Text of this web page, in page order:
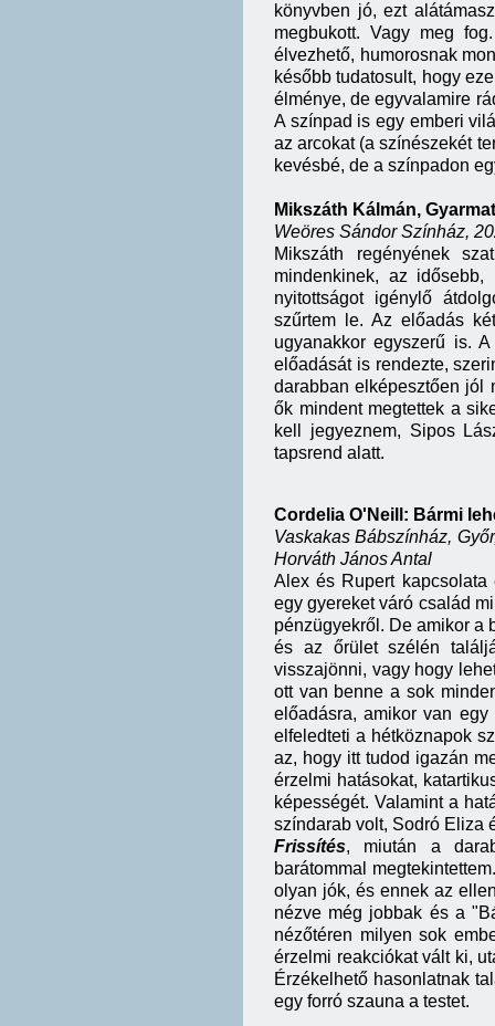
könyvben jó, ezt
megbukott. Vagy meg
élvezhető, humorosnak
később tudatosult, hogy
élménye, de egyvalamire
A színpad is egy emberi
az arcokat (a színészekét
kevésbé, de a színpadon
Mikszáth Kálmán,
Weöres Sándor Színház,
Mikszáth regényének
mindenkinek, az
nyitottságot igénylő
szűrtem le. Az előadás
ugyanakkor egyszerű is.
előadását is rendezte,
darabban elképesztően jól
ők mindent megtettek a
kell jegyeznem, Sipos
tapsrend alatt.
Cordelia O'Neill: Bármi
Vaskakas Bábszínház,
Horváth János Antal
Alex és Rupert kapcsolata
egy gyereket váró család
pénzügyekről. De amikor a
és az őrület szélén
visszajönni, vagy hogy
ott van benne a sok
előadásra, amikor van
elfeledteti a hétköznapok
az, hogy itt tudod igazán
érzelmi hatásokat,
képességét. Valamint a
színdarab volt, Sodró Eliza
Frissítés, miután a
barátommal
olyan jók, és ennek az
nézve még jobbak és a
nézőtéren milyen sok
érzelmi reakciókat vált ki,
Érzékelhető hasonlatnak
egy forró szauna a testet.